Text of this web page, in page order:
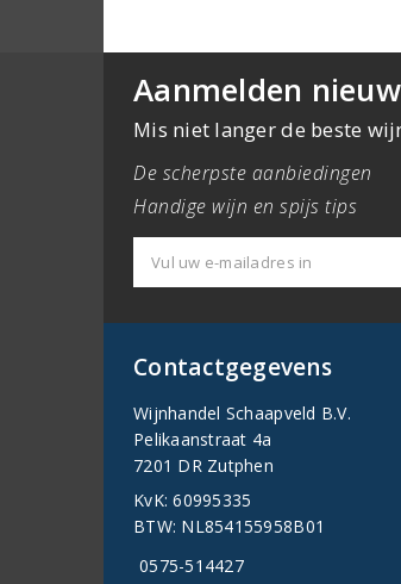
Aanmelden
Mis niet langer de beste
De scherpste aanbiedingen
Handige wijn en spijs tips
Contactgegevens
Wijnhandel Schaapveld B.V.
Pelikaanstraat 4a
7201 DR Zutphen
KvK: 60995335
BTW: NL854155958B01
0575-514427